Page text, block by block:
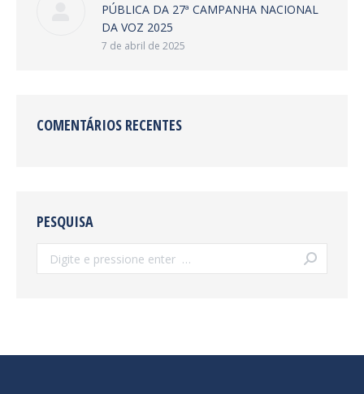
PÚBLICA DA 27ª CAMPANHA NACIONAL
DA VOZ 2025
7 de abril de 2025
COMENTÁRIOS RECENTES
PESQUISA
Search: